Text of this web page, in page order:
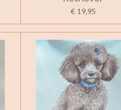
€ 19,95